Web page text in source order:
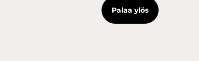
Palaa ylös